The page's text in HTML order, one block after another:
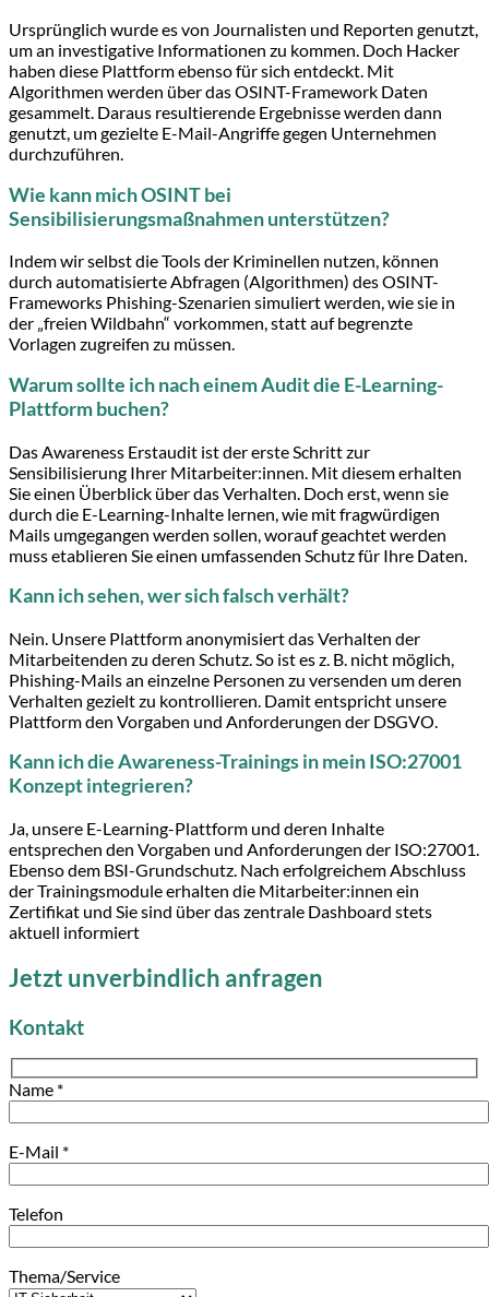
Ursprünglich wurde es von Journalisten und Reporten genutzt,
um an investigative Informationen zu kommen. Doch Hacker
haben diese Plattform ebenso für sich entdeckt. Mit
Algorithmen werden über das OSINT-Framework Daten
gesammelt. Daraus resultierende Ergebnisse werden dann
genutzt, um gezielte E-Mail-Angriffe gegen Unternehmen
durchzuführen.
Wie kann mich OSINT bei
Sensibilisierungsmaßnahmen unterstützen?
Indem wir selbst die Tools der Kriminellen nutzen, können
durch automatisierte Abfragen (Algorithmen) des OSINT-
Frameworks Phishing-Szenarien simuliert werden, wie sie in
der „freien Wildbahn“ vorkommen, statt auf begrenzte
Vorlagen zugreifen zu müssen.
Warum sollte ich nach einem Audit die E-Learning-
Plattform buchen?
Das Awareness Erstaudit ist der erste Schritt zur
Sensibilisierung Ihrer Mitarbeiter:innen. Mit diesem erhalten
Sie einen Überblick über das Verhalten. Doch erst, wenn sie
durch die E-Learning-Inhalte lernen, wie mit fragwürdigen
Mails umgegangen werden sollen, worauf geachtet werden
muss etablieren Sie einen umfassenden Schutz für Ihre Daten.
Kann ich sehen, wer sich falsch verhält?
Nein. Unsere Plattform anonymisiert das Verhalten der
Mitarbeitenden zu deren Schutz. So ist es z. B. nicht möglich,
Phishing-Mails an einzelne Personen zu versenden um deren
Verhalten gezielt zu kontrollieren. Damit entspricht unsere
Plattform den Vorgaben und Anforderungen der DSGVO.
Kann ich die Awareness-Trainings in mein ISO:27001
Konzept integrieren?
Ja, unsere E-Learning-Plattform und deren Inhalte
entsprechen den Vorgaben und Anforderungen der ISO:27001.
Ebenso dem BSI-Grundschutz. Nach erfolgreichem Abschluss
der Trainingsmodule erhalten die Mitarbeiter:innen ein
Zertifikat und Sie sind über das zentrale Dashboard stets
aktuell informiert
Jetzt unverbindlich anfragen
Kontakt
Name *
E-Mail *
Telefon
Thema/Service